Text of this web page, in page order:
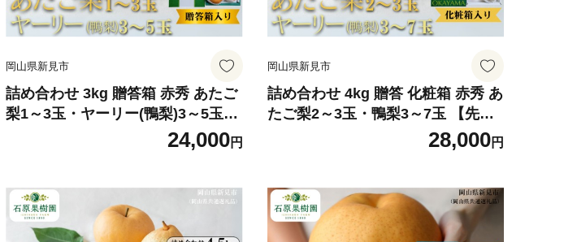
岡山県新見市
詰め合わせ 3kg 贈答箱 赤秀 あたご
梨1～3玉・ヤーリー(鴨梨)3～5玉
【先行予約 2026年11月中旬から順
24,000円
岡山県新見市
詰め合わせ 4kg 贈答 化粧箱 赤秀 あ
たご梨2～3玉・鴨梨3～7玉 【先行
予約 2026年11月中旬から順次発
28,000円